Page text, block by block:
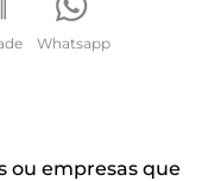
Whatsapp
ou empresas que